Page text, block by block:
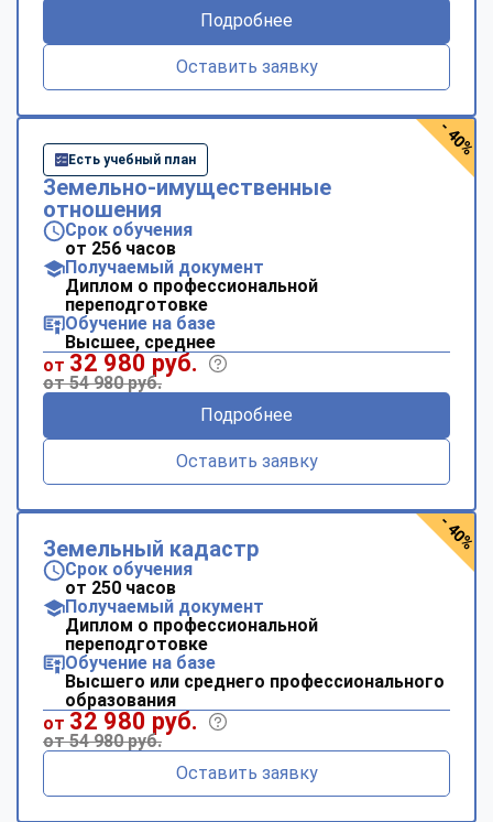
Подробнее
Оставить заявку
Есть учебный план
Земельно-имущественные
отношения
Срок обучения
от 256 часов
Получаемый документ
Диплом о профессиональной
переподготовке
Обучение на базе
Высшее, среднее
от 32 980 руб.
от 54 980 руб.
Подробнее
Оставить заявку
- 40%
Земельный кадастр
Срок обучения
от 250 часов
Получаемый документ
Диплом о профессиональной
переподготовке
Обучение на базе
Высшего или среднего профессионального
образования
от 32 980 руб.
от 54 980 руб.
Оставить заявку
- 40%